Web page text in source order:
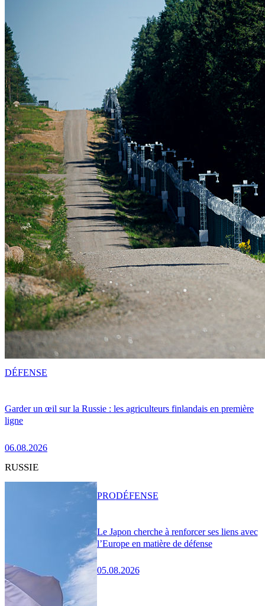
Garder un œil sur la Russie : les agriculteurs finlandais en première
ligne
06.08.2026
DÉFENSE
RUSSIE
Le Japon cherche à renforcer ses liens avec
l’Europe en matière de défense
05.08.2026
PRODÉFENSE